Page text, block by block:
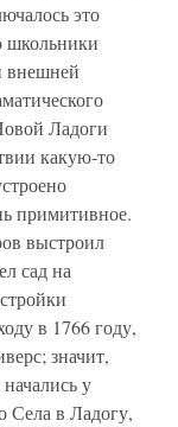
это
школьники
внешней
Ладоги
какую-то
примитивное.
выстроил
сад на
в 1766 году,
значит,
у
Села в Ладогу,